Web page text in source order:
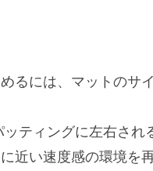
るには、マットのサ
ティングに左右され
近い速度感の環境を